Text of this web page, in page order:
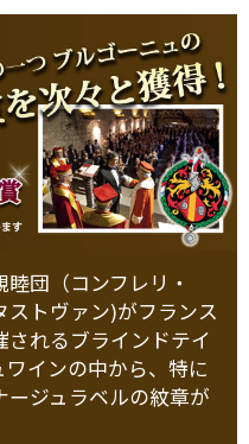
団（コンフレリ・
ストヴァン)がフランス
れるブラインドテイ
インの中から、特に
ジュラベルの紋章が